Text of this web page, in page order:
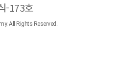
-173호
All Rights Reserved.